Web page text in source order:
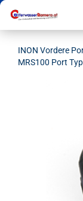
INON Vordere
MRS100 Port